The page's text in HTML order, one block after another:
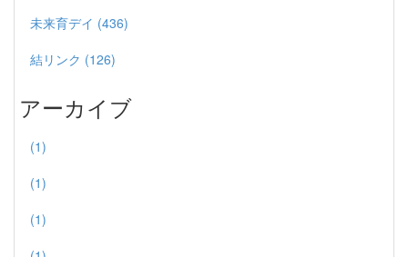
未来育デイ (436)
結リンク (126)
アーカイブ
(1)
(1)
(1)